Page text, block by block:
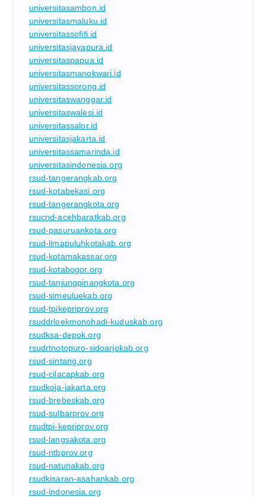
universitasambon.id
universitasmaluku.id
universitassofifi.id
universitasjayapura.id
universitaspapua.id
universitasmanokwari.id
universitassorong.id
universitaswanggar.id
universitaswalesi.id
universitassalor.id
universitasjakarta.id
universitassamarinda.id
universitasindonesia.org
rsud-tangerangkab.org
rsud-kotabekasi.org
rsud-tangerangkota.org
rsucnd-acehbaratkab.org
rsud-pasuruankota.org
rsud-limapuluhkotakab.org
rsud-kotamakassar.org
rsud-kotabogor.org
rsud-tanjungpinangkota.org
rsud-simeuluekab.org
rsud-tpikepriprov.org
rsuddrloekmonohadi-kuduskab.org
rsudksa-depok.org
rsudrtnotopuro-sidoarjokab.org
rsud-sintang.org
rsud-cilacapkab.org
rsudkoja-jakarta.org
rsud-brebeskab.org
rsud-sulbarprov.org
rsudtpi-kepriprov.org
rsud-langsakota.org
rsud-ntbprov.org
rsud-natunakab.org
rsudkisaran-asahankab.org
rsud-indonesia.org